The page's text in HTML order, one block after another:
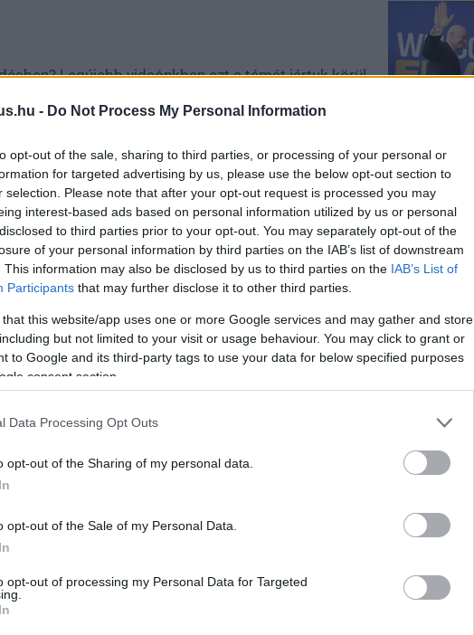
- Do Not Process My Personal Information
opt-out of the sale, sharing to third parties, or processing of your personal or
for targeted advertising by us, please use the below opt-out section to
selection. Please note that after your opt-out request is processed you may
interest-based ads based on personal information utilized by us or personal
to third parties prior to your opt-out. You may separately opt-out of the
of your personal information by third parties on the IAB’s list of downstream
This information may also be disclosed by us to third parties on the IAB’s List of
Participants that may further disclose it to other third parties.
that this website/app uses one or more Google services and may gather and store
but not limited to your visit or usage behaviour. You may click to grant or
to Google and its third-party tags to use your data for below specified purposes
consent section.
Data Processing Opt Outs
opt-out of the Sharing of my personal data.
opt-out of the Sale of my Personal Data.
opt-out of processing my Personal Data for Targeted
Legújabb videónkban ezt a témát jártuk körül.
Chat Facebook csoport